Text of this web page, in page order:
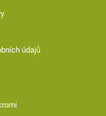
údajů